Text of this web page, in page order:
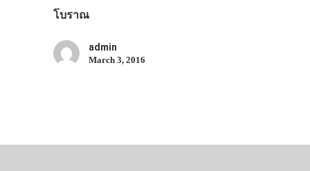
โบราณ
admin
March 3, 2016